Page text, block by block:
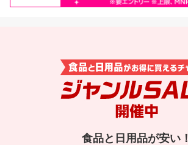
※1ショップあたり1,000円（税込）以上のお買い物
ショップ買いまわりとは？
食品と日用品が安い！